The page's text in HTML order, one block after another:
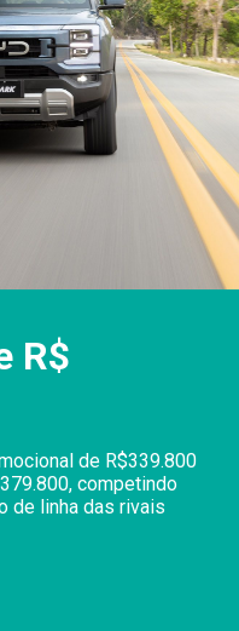
R$
de R$339.800
competindo
de linha das rivais